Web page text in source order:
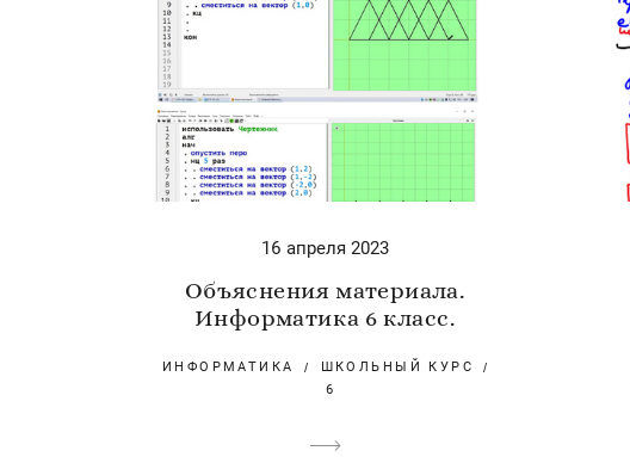
16 апреля 2023
Объяснения материала.
Информатика 6 класс.
ИНФОРМАТИКА
ШКОЛЬНЫЙ КУРС
6